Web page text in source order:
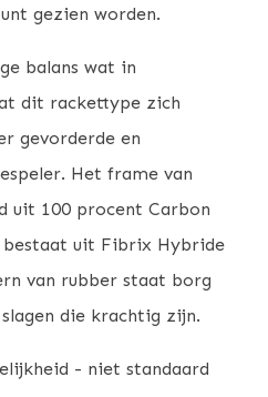
gezien worden.
balans wat in
dit rackettype zich
gevorderde en
Het frame van
uit 100 procent Carbon
bestaat uit Fibrix Hybride
van rubber staat borg
die krachtig zijn.
- niet standaard